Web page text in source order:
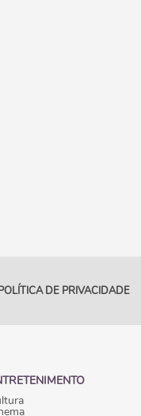
DE PRIVACIDADE